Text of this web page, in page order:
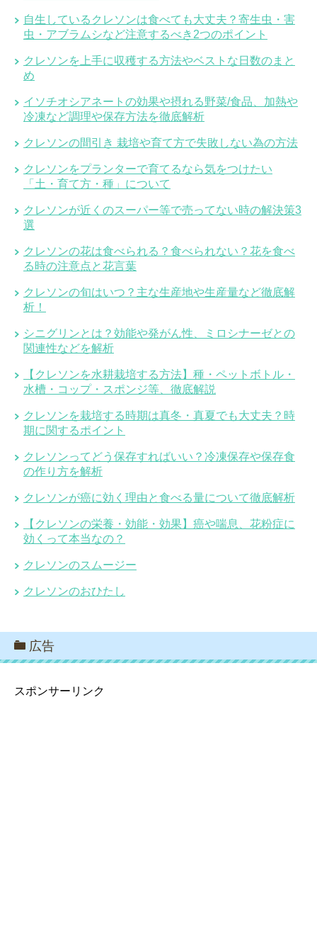
自生しているクレソンは食べても大丈夫？寄生虫・害
虫・アブラムシなど注意するべき2つのポイント
クレソンを上手に収穫する方法やベストな日数のまと
め
イソチオシアネートの効果や摂れる野菜/食品、加熱や
冷凍など調理や保存方法を徹底解析
クレソンの間引き 栽培や育て方で失敗しない為の方法
クレソンをプランターで育てるなら気をつけたい
「土・育て方・種」について
クレソンが近くのスーパー等で売ってない時の解決策3
選
クレソンの花は食べられる？食べられない？花を食べ
る時の注意点と花言葉
クレソンの旬はいつ？主な生産地や生産量など徹底解
析！
シニグリンとは？効能や発がん性、ミロシナーゼとの
関連性などを解析
【クレソンを水耕栽培する方法】種・ペットボトル・
水槽・コップ・スポンジ等、徹底解説
クレソンを栽培する時期は真冬・真夏でも大丈夫？時
期に関するポイント
クレソンってどう保存すればいい？冷凍保存や保存食
の作り方を解析
クレソンが癌に効く理由と食べる量について徹底解析
【クレソンの栄養・効能・効果】癌や喘息、花粉症に
効くって本当なの？
クレソンのスムージー
クレソンのおひたし
広告
スポンサーリンク